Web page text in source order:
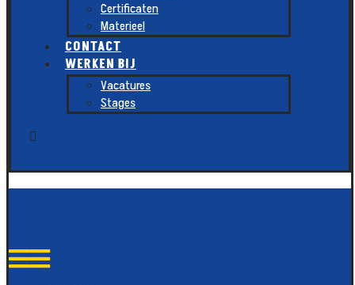
Certificaten
Materieel
CONTACT
WERKEN BIJ
Vacatures
Stages